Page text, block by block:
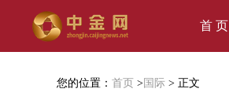
首 页
您的位置： 首页 > 国际 > 正文